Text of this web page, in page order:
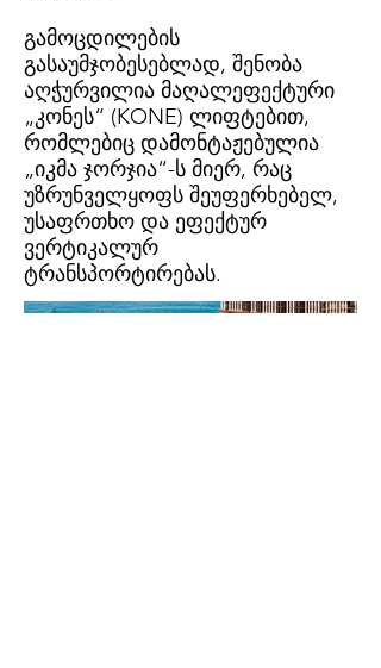
გამოცდილების
გასაუმჯობესებლად, შენობა
აღჭურვილია მაღალეფექტური
„კონეს“ (KONE) ლიფტებით,
რომლებიც დამონტაჟებულია
„იკმა ჯორჯია“-ს მიერ, რაც
უზრუნველყოფს შეუფერხებელ,
უსაფრთხო და ეფექტურ
ვერტიკალურ
ტრანსპორტირებას.